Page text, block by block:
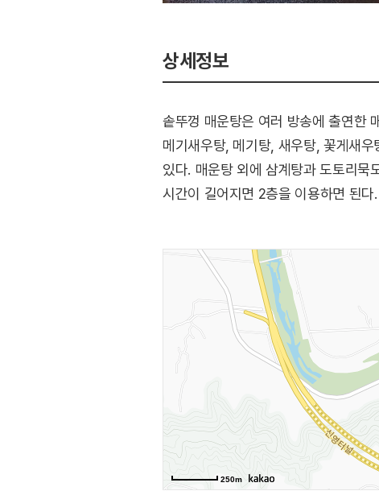
상세정보
솥뚜껑 매운탕은 여러 방송에 출연한
메기새우탕, 메기탕, 새우탕, 꽃게새
있다. 매운탕 외에 삼계탕과 도토리묵
시간이 길어지면 2층을 이용하면 된다.
250m